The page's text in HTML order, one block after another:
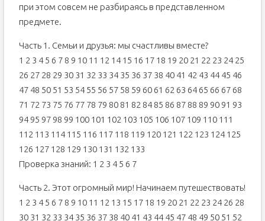
при этом совсем не разбираясь в представленном
предмете.
Часть 1. Семьи и друзья: мы счастливы вместе?
1 2 3 4 5 6 7 8 9 10 11 12 14 15 16 17 18 19 20 21 22 23 24 25
26 27 28 29 30 31 32 33 34 35 36 37 38 40 41 42 43 44 45 46
47 48 50 51 53 54 55 56 57 58 59 60 61 62 63 64 65 66 67 68
71 72 73 75 76 77 78 79 80 81 82 84 85 86 87 88 89 90 91 93
94 95 97 98 99 100 101 102 103 105 106 107 109 110 111
112 113 114 115 116 117 118 119 120 121 122 123 124 125
126 127 128 129 130 131 132 133
Проверка знаний: 1 2 3 4 5 6 7
Часть 2. Этот огромный мир! Начинаем путешествовать!
1 2 3 4 5 6 7 8 9 10 11 12 13 15 17 18 19 20 21 22 23 24 26 28
30 31 32 33 34 35 36 37 38 40 41 43 44 45 47 48 49 50 51 52